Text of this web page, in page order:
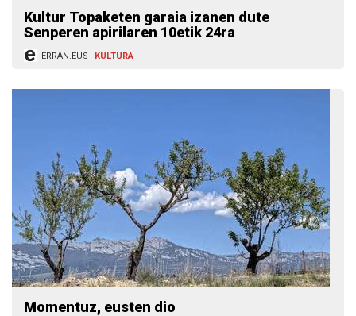
Kultur Topaketen garaia izanen dute
Senperen apirilaren 10etik 24ra
ERRAN.EUS KULTURA
Momentuz, eusten dio